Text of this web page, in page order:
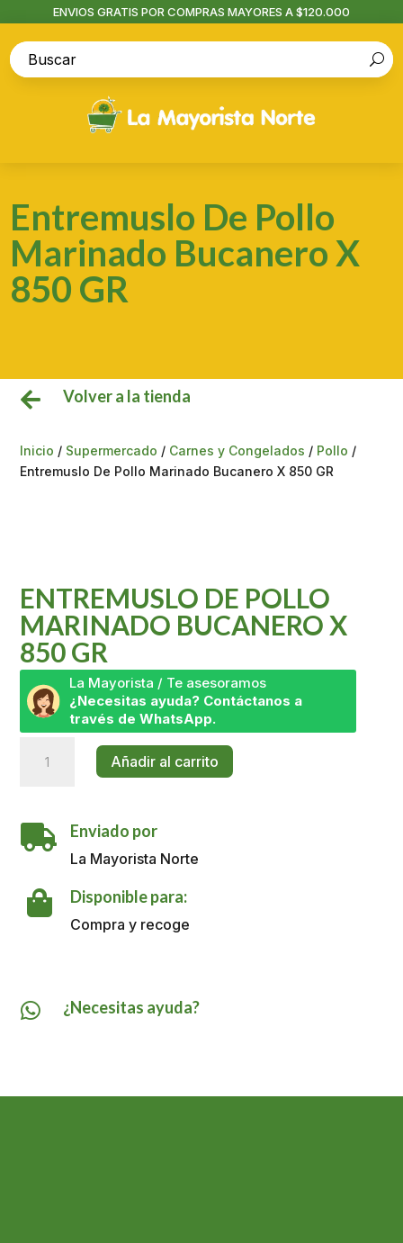
ENVIOS GRATIS POR COMPRAS MAYORES A $120.000
Entremuslo De Pollo
Marinado Bucanero X
850 GR
 Volver a la tienda
Inicio / Supermercado / Carnes y Congelados / Pollo /
Entremuslo De Pollo Marinado Bucanero X 850 GR
ENTREMUSLO DE POLLO
MARINADO BUCANERO X
850 GR
La Mayorista / Te asesoramos
¿Necesitas ayuda? Contáctanos a
través de WhatsApp.
Bucanero
X
GR
cantidad
Añadir al carrito
 Enviado por
La Mayorista Norte
 Disponible para:
Compra y recoge
 ¿Necesitas ayuda?